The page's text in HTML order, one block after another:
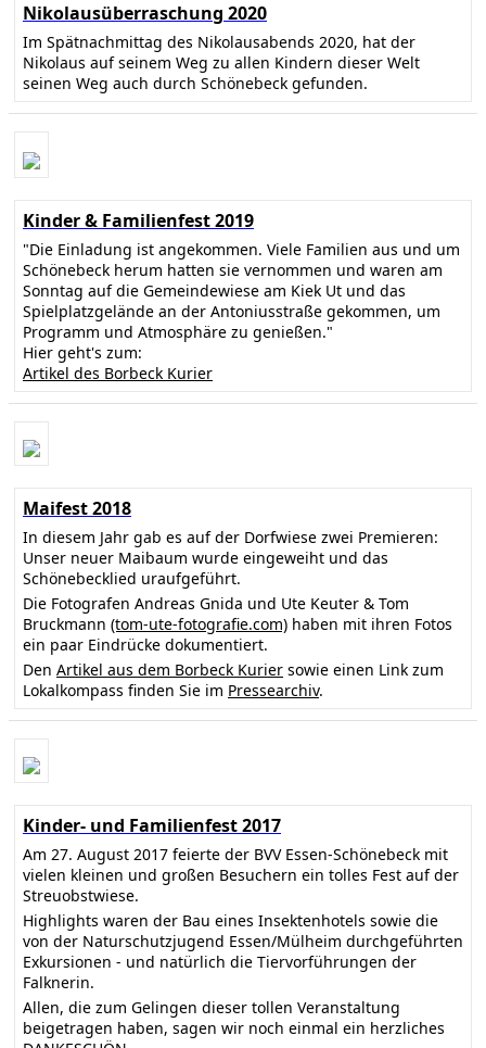
Nikolausüberraschung 2020
Im Spätnachmittag des Nikolausabends 2020, hat der
Nikolaus auf seinem Weg zu allen Kindern dieser Welt
seinen Weg auch durch Schönebeck gefunden.
Kinder & Familienfest 2019
"Die Einladung ist angekommen. Viele Familien aus und um
Schönebeck herum hatten sie vernommen und waren am
Sonntag auf die Gemeindewiese am Kiek Ut und das
Spielplatzgelände an der Antoniusstraße gekommen, um
Programm und Atmosphäre zu genießen."
Hier geht's zum:
Artikel des Borbeck Kurier
Maifest 2018
In diesem Jahr gab es auf der Dorfwiese zwei Premieren:
Unser neuer Maibaum wurde eingeweiht und das
Schönebecklied uraufgeführt.
Die Fotografen Andreas Gnida und Ute Keuter & Tom
Bruckmann (tom-ute-fotografie.com) haben mit ihren Fotos
ein paar Eindrücke dokumentiert.
Den Artikel aus dem Borbeck Kurier sowie einen Link zum
Lokalkompass finden Sie im Pressearchiv.
Kinder- und Familienfest 2017
Am 27. August 2017 feierte der BVV Essen-Schönebeck mit
vielen kleinen und großen Besuchern ein tolles Fest auf der
Streuobstwiese.
Highlights waren der Bau eines Insektenhotels sowie die
von der Naturschutzjugend Essen/Mülheim durchgeführten
Exkursionen - und natürlich die Tiervorführungen der
Falknerin.
Allen, die zum Gelingen dieser tollen Veranstaltung
beigetragen haben, sagen wir noch einmal ein herzliches